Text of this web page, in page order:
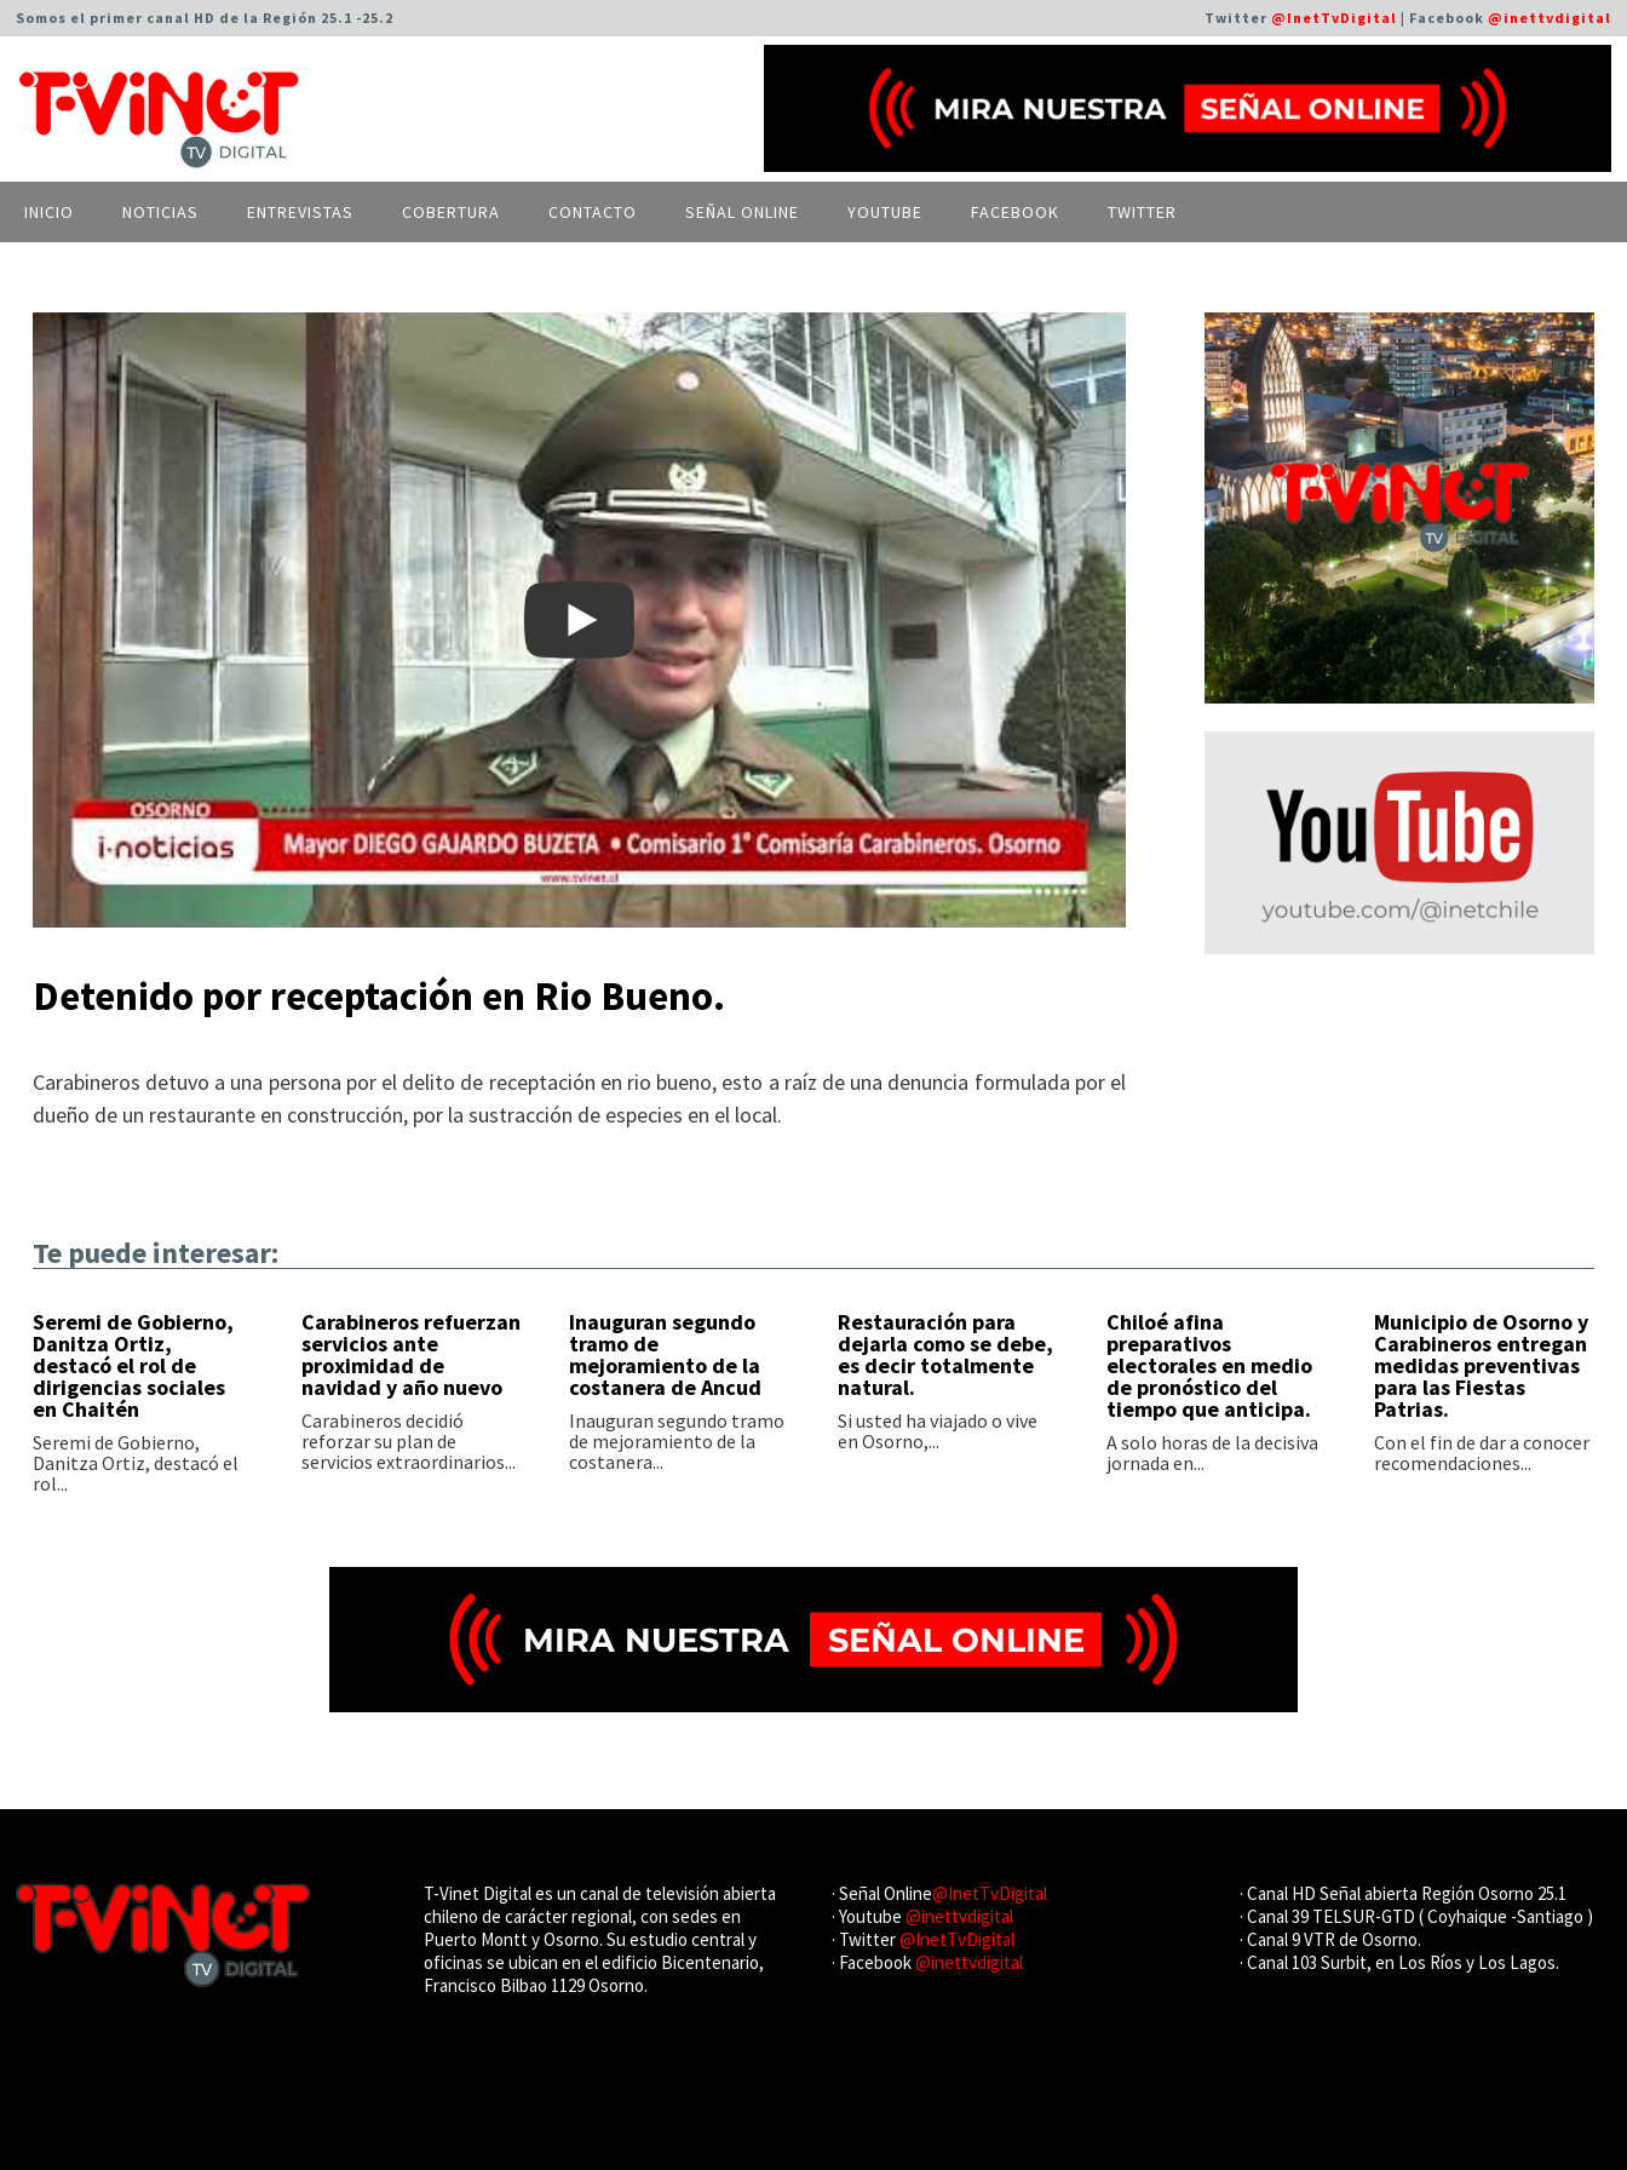
Somos el primer canal HD de la Región 25.1 -25.2 Twitter @InetTvDigital | Facebook @inettvdigital
INICIO NOTICIAS ENTREVISTAS COBERTURA CONTACTO SEÑAL ONLINE YOUTUBE FACEBOOK TWITTER
Detenido por receptación en Rio Bueno.
Carabineros detuvo a una persona por el delito de receptación en rio bueno, esto a raíz de una denuncia formulada por el
dueño de un restaurante en construcción, por la sustracción de especies en el local.
Te puede interesar:
Seremi de Gobierno,
Danitza Ortiz,
destacó el rol de
dirigencias sociales
en Chaitén
Seremi de Gobierno,
Danitza Ortiz, destacó el
rol...
Carabineros refuerzan
servicios ante
proximidad de
navidad y año nuevo
Carabineros decidió
reforzar su plan de
servicios extraordinarios...
Inauguran segundo
tramo de
mejoramiento de la
costanera de Ancud
Inauguran segundo tramo
de mejoramiento de la
costanera...
Restauración para
dejarla como se debe,
es decir totalmente
natural.
Si usted ha viajado o vive
en Osorno,...
Chiloé afina
preparativos
electorales en medio
de pronóstico del
tiempo que anticipa.
A solo horas de la decisiva
jornada en...
Municipio de Osorno y
Carabineros entregan
medidas preventivas
para las Fiestas
Patrias.
Con el fin de dar a conocer
recomendaciones...
T-Vinet Digital es un canal de televisión abierta
chileno de carácter regional, con sedes en
Puerto Montt y Osorno. Su estudio central y
oficinas se ubican en el edificio Bicentenario,
Francisco Bilbao 1129 Osorno.
· Señal Online@InetTvDigital
· Youtube @inettvdigital
· Twitter@InetTvDigital
· Facebook@inettvdigital
· Canal HD Señal abierta Región Osorno 25.1
· Canal 39 TELSUR-GTD ( Coyhaique -Santiago )
· Canal 9 VTR de Osorno.
· Canal 103 Surbit, en Los Ríos y Los Lagos.